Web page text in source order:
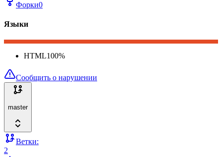
Форки0
Языки
HTML100%
Сообщить о нарушении
master
Ветки:
2